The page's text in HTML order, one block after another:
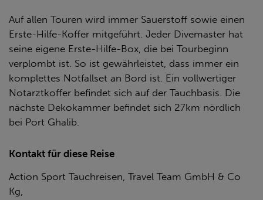
Auf allen Touren wird immer Sauerstoff sowie einen
Erste-Hilfe-Koffer mitgeführt. Jeder Divemaster hat
seine eigene Erste-Hilfe-Box, die bei Tourbeginn
verplombt ist. So ist gewährleistet, dass immer ein
komplettes Notfallset an Bord ist. Ein vollwertiger
Notarztkoffer befindet sich auf der Tauchbasis. Die
nächste Dekokammer befindet sich 27km nördlich
bei Port Ghalib.
Kontakt für diese Reise
Action Sport Tauchreisen, Travel Team GmbH & Co
Kg,